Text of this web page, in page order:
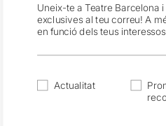
Uneix-te a Teatre
exclusives al teu correu! A
en funció dels teus
Actualitat